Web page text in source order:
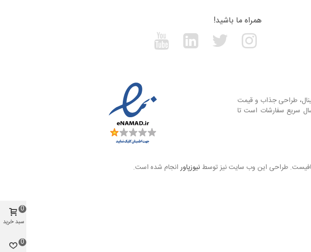
همراه ما باشید!
طراحی جذاب و قیمت
سریع سفارشات است تا
کافیست. طراحی این وب سایت نیز توسطنیوزپاورانجام شده است.
سبد خرید
0
0